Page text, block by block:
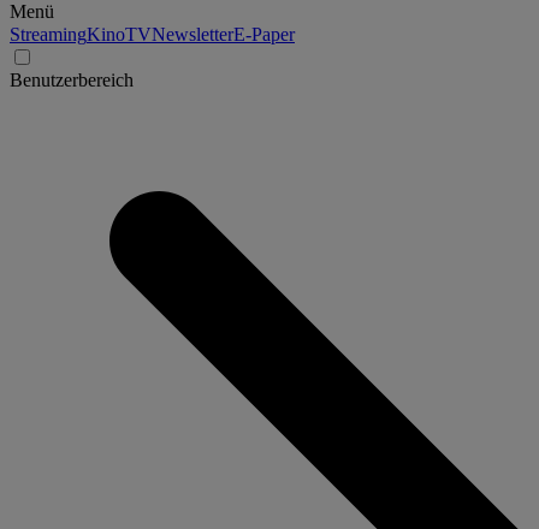
Menü
StreamingKinoTVNewsletterE-Paper
Benutzerbereich